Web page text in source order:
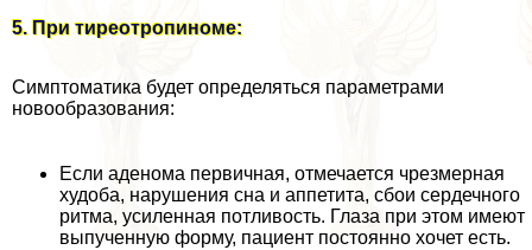
5. При тиреотропиноме:
Симптоматика будет определяться параметрами
новообразования:
Если аденома первичная, отмечается чрезмерная
худоба, нарушения сна и аппетита, сбои сердечного
ритма, усиленная потливость. Глаза при этом имеют
выпученную форму, пациент постоянно хочет есть.